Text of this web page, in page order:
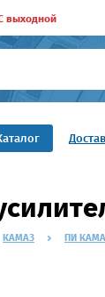
выходной
КАМАЗ ПИ